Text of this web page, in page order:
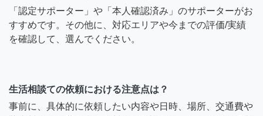
「認定サポーター」や「本人確認済み」のサポーターがお
すすめです。その他に、対応エリアや今までの評価/実績
を確認して、選んでください。
生活相談ての依頼における注意点は？
事前に、具体的に依頼したい内容や日時、場所、交通費や